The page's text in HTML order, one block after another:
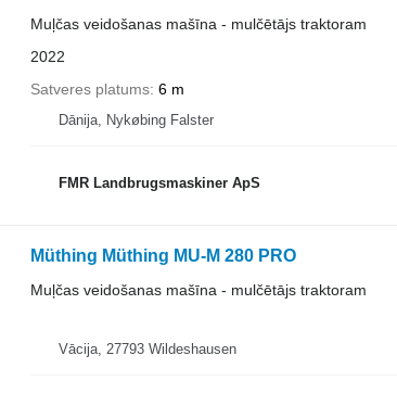
Muļčas veidošanas mašīna - mulčētājs traktoram
2022
Satveres platums 6 m
Dānija, Nykøbing Falster
FMR Landbrugsmaskiner ApS
Müthing Müthing MU-M 280 PRO
Muļčas veidošanas mašīna - mulčētājs traktoram
Vācija, 27793 Wildeshausen